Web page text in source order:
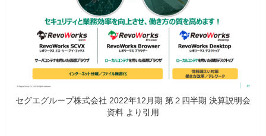
セグエグループ株式会社 2022年12月期 第２四半期 決算説明会
資料 より引用